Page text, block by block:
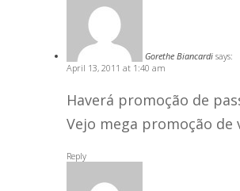
Gorethe Biancardi says:
April 13, 2011 at 1:40 am
Haverá promoção de
Vejo mega promoção
Reply